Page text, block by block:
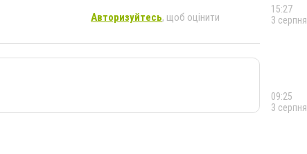
Авторизуйтесь, щоб оцінити
15:27
3 серпня
09:25
3 серпня